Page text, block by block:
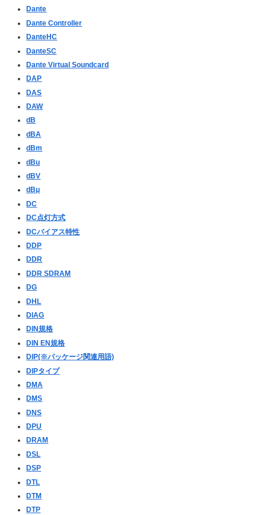
Dante
Dante Controller
DanteHC
DanteSC
Dante Virtual Soundcard
DAP
DAS
DAW
dB
dBA
dBm
dBu
dBV
dBμ
DC
DC点灯方式
DCバイアス特性
DDP
DDR
DDR SDRAM
DG
DHL
DIAG
DIN規格
DIN EN規格
DIP(※パッケージ関連用語)
DIPタイプ
DMA
DMS
DNS
DPU
DRAM
DSL
DSP
DTL
DTM
DTP